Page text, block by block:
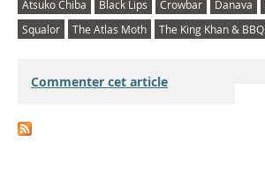
Atsuko Chiba Black Lips Crowbar Danava
Squalor
The Atlas Moth The King Khan & BBQ
Commenter cet article